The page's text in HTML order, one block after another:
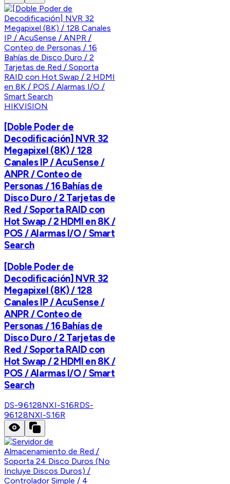
HIKVISION
[Doble Poder de
Decodificación] NVR 32
Megapixel (8K) / 128
Canales IP / AcuSense /
ANPR / Conteo de
Personas / 16 Bahías de
Disco Duro / 2 Tarjetas de
Red / Soporta RAID con
Hot Swap / 2 HDMI en 8K /
POS / Alarmas I/O / Smart
Search
[Doble Poder de
Decodificación] NVR 32
Megapixel (8K) / 128
Canales IP / AcuSense /
ANPR / Conteo de
Personas / 16 Bahías de
Disco Duro / 2 Tarjetas de
Red / Soporta RAID con
Hot Swap / 2 HDMI en 8K /
POS / Alarmas I/O / Smart
Search
DS-96128NXI-S16RDS-
96128NXI-S16R